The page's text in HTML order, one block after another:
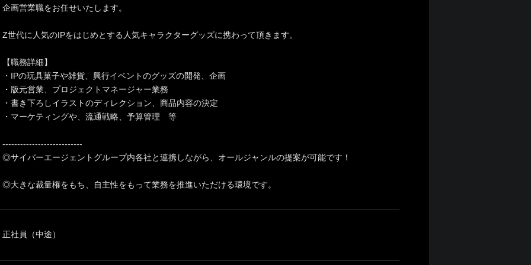
企画営業職をお任せいたします。
Z世代に人気のIPをはじめとする人気キャラクターグッズに携わって頂きます。
【職務詳細】
・IPの玩具菓子や雑貨、興行イベントのグッズの開発、企画
・版元営業、プロジェクトマネージャー業務
・書き下ろしイラストのディレクション、商品内容の決定
・マーケティングや、流通戦略、予算管理 等
---------------------------
◎サイバーエージェントグループ内各社と連携しながら、オールジャンルの提案が可能です！
◎大きな裁量権をもち、自主性をもって業務を推進いただける環境です。
正社員（中途）